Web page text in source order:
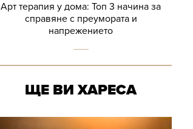
Арт терапия у дома: Топ 3 начина за
справяне с преумората и
напрежението
ЩЕ ВИ ХАРЕСА